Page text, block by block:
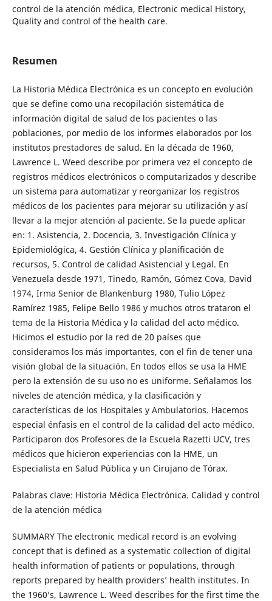
control de la atención médica, Electronic medical History,
Quality and control of the health care.
Resumen
La Historia Médica Electrónica es un concepto en evolución
que se define como una recopilación sistemática de
información digital de salud de los pacientes o las
poblaciones, por medio de los informes elaborados por los
institutos prestadores de salud. En la década de 1960,
Lawrence L. Weed describe por primera vez el concepto de
registros médicos electrónicos o computarizados y describe
un sistema para automatizar y reorganizar los registros
médicos de los pacientes para mejorar su utilización y así
llevar a la mejor atención al paciente. Se la puede aplicar
en: 1. Asistencia, 2. Docencia, 3. Investigación Clínica y
Epidemiológica, 4. Gestión Clínica y planificación de
recursos, 5. Control de calidad Asistencial y Legal. En
Venezuela desde 1971, Tinedo, Ramón, Gómez Cova, David
1974, Irma Senior de Blankenburg 1980, Tulio López
Ramírez 1985, Felipe Bello 1986 y muchos otros trataron el
tema de la Historia Médica y la calidad del acto médico.
Hicimos el estudio por la red de 20 países que
consideramos los más importantes, con el fin de tener una
visión global de la situación. En todos ellos se usa la HME
pero la extensión de su uso no es uniforme. Señalamos los
niveles de atención médica, y la clasificación y
características de los Hospitales y Ambulatorios. Hacemos
especial énfasis en el control de la calidad del acto médico.
Participaron dos Profesores de la Escuela Razetti UCV, tres
médicos que hicieron experiencias con la HME, un
Especialista en Salud Pública y un Cirujano de Tórax.
Palabras clave: Historia Médica Electrónica. Calidad y control
de la atención médica
SUMMARY The electronic medical record is an evolving
concept that is defined as a systematic collection of digital
health information of patients or populations, through
reports prepared by health providers’ health institutes. In
the 1960’s, Lawrence L. Weed describes for the first time the